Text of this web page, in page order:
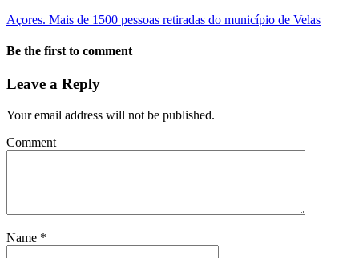
Açores. Mais de 1500 pessoas retiradas do município de Velas
Be the first to comment
Leave a Reply
Your email address will not be published.
Comment
Name *